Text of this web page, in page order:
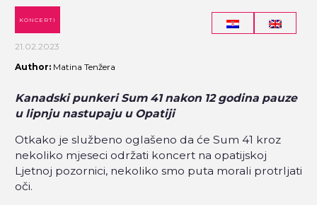
KONCERTI
21.02.2023
Author: Matina Tenžera
Kanadski punkeri Sum 41 nakon 12 godina pauze
u lipnju nastupaju u Opatiji
Otkako je službeno oglašeno da će Sum 41 kroz
nekoliko mjeseci održati koncert na opatijskoj
Ljetnoj pozornici, nekoliko smo puta morali protrljati
oči.